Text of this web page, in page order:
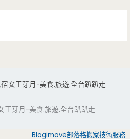
女王芽月-美食.旅遊.全台趴趴走
芽月-美食.旅遊.全台趴趴走
Blogimove部落格搬家技術服務